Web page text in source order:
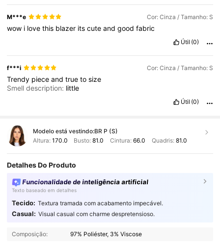
M***e Cor: Cinza / Tamanho: S
wow i lovethis blazer itscuteandgoodfabric
Útil (0)
f***i Cor: Cinza / Tamanho: S
Trendy pieceandtruetosize
Smell description: little
Útil (0)
Modelo está vestindo:BR P (S)
Altura: 170.0 Busto:81.0 Cintura: 66.0 Quadris: 81.0
Detalhes Do Produto
Funcionalidade de inteligência artificial
Texto baseado em detalhes
Tecido: Textura tramada com acabamento impecável.
Casual: Visual casual com charme despretensioso.
Composição: 97% Poliéster, 3% Viscose
4,91 2.7M Seguidores